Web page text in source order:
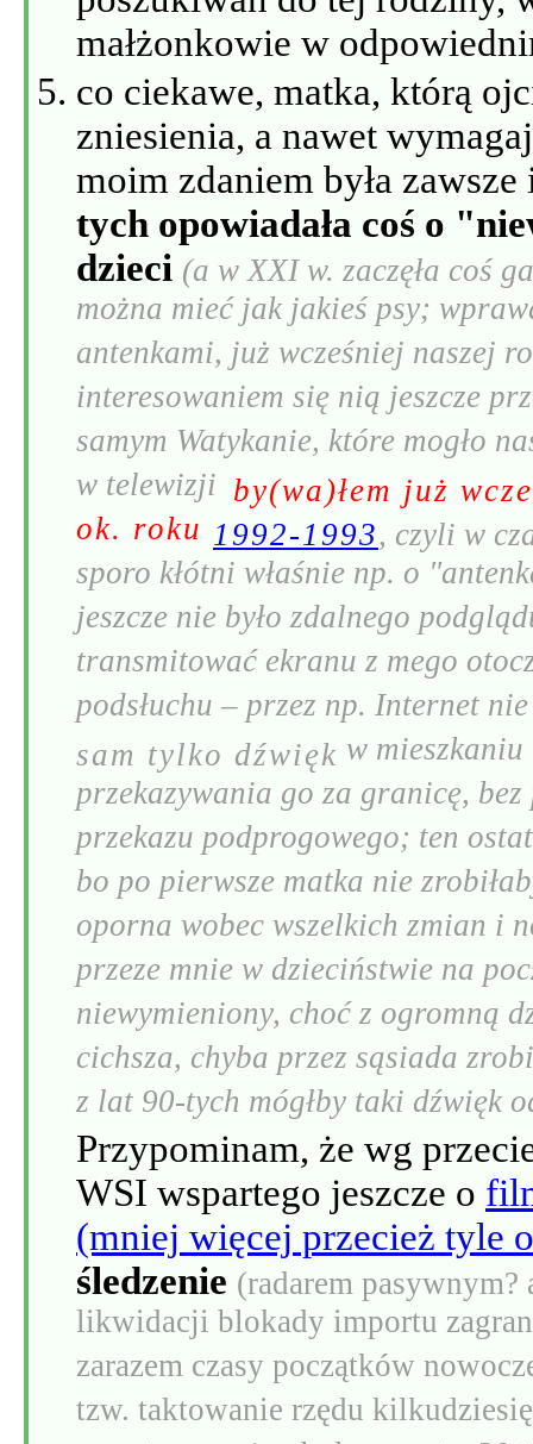
małżonkowie w
co ciekawe, matka, którą
zniesienia, a nawet
moim zdaniem była
tych opowiadała coś o
dzieci (a w XXI w. zaczęła coś
można mieć jak jakieś psy;
antenkami, już wcześniej naszej
interesowaniem się nią jeszcze
samym Watykanie, które mogło
w telewizji by(wa)łem już
ok. roku 1992-1993, czyli w
sporo kłótni właśnie np. o
jeszcze nie było zdalnego
transmitować ekranu z mego
podsłuchu – przez np. Internet
sam tylko dźwięk w mieszkaniu
przekazywania go za granicę,
przekazu podprogowego; ten
bo po pierwsze matka nie
oporna wobec wszelkich zmian i
przeze mnie w dzieciństwie na
niewymieniony, choć z ogromną
cichsza, chyba przez sąsiada
z lat 90-tych mógłby taki dźwięk
Przypominam, że wg
WSI wspartego jeszcze o
(mniej więcej przecież tyle
śledzenie (radarem
likwidacji blokady importu
zarazem czasy początków
tzw. taktowanie rzędu